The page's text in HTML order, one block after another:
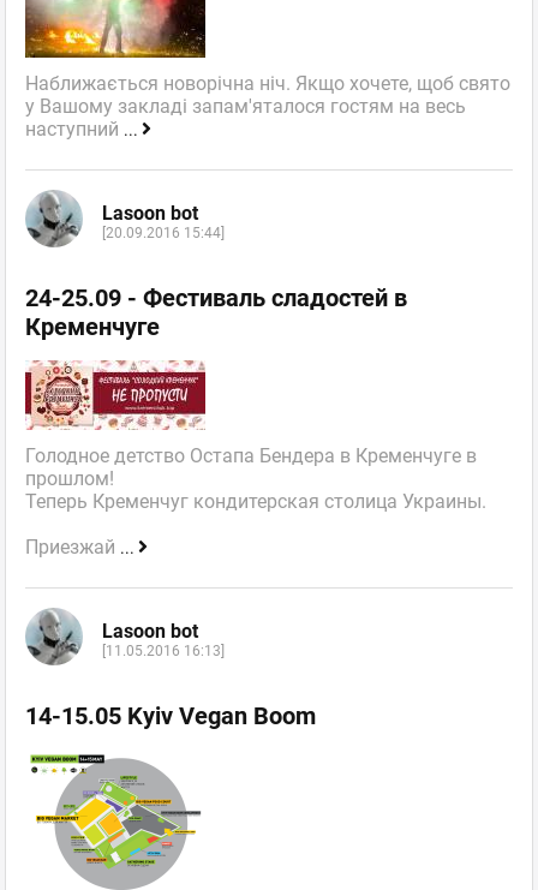
Наближається новорічна ніч. Якщо хочете, щоб свято
у Вашому закладі запам'яталося гостям на весь
наступний ...
Lasoon bot
[20.09.2016 15:44]
24-25.09 - Фестиваль сладостей в
Кременчуге
Голодное детство Остапа Бендера в Кременчуге в
прошлом!
Теперь Кременчуг кондитерская столица Украины.
Приезжай ...
Lasoon bot
[11.05.2016 16:13]
14-15.05 Kyiv Vegan Boom